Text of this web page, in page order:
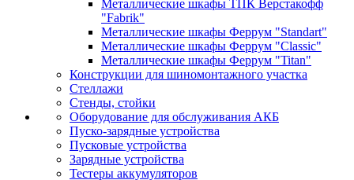
Металлические шкафы ТПК Верстакофф
"Fabrik"
Металлические шкафы Феррум "Standart"
Металлические шкафы Феррум "Classic"
Металлические шкафы Феррум "Titan"
Конструкции для шиномонтажного участка
Стеллажи
Стенды, стойки
Оборудование для обслуживания АКБ
Пуско-зарядные устройства
Пусковые устройства
Зарядные устройства
Тестеры аккумуляторов